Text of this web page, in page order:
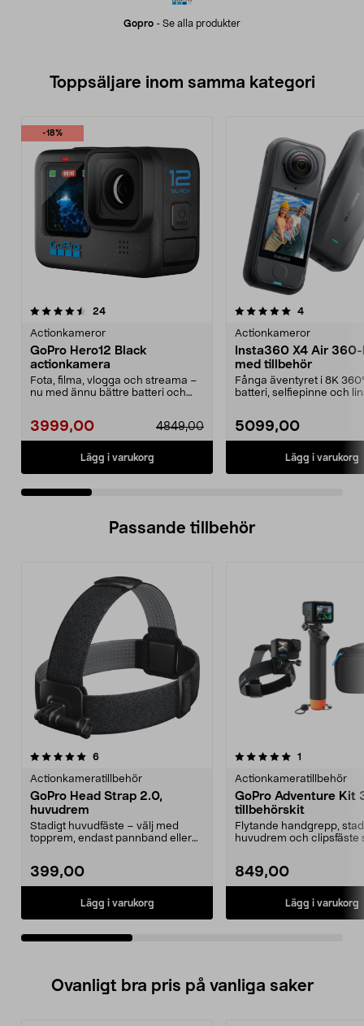
Gopro - Se alla produkter
Toppsäljare inom samma kategori
-18%
24recensioner
Actionkameror
GoPro Hero12 Black
actionkamera
Fota, filma, vlogga och streama –
nu med ännu bättre batteri och
3999,00 4849,00
Lägg i varukorg
5.0 av 5 stjärnor 4recensioner
Actionkameror
Insta360 X4 Air
med tillbehör
Fånga äventyret i 8K
batteri, selfiepinne och
5099,00
Lägg i varukorg
5.0 av 5 stjärnor
Passande tillbehör
6recensioner
Actionkameratillbehör
GoPro Head Strap 2.0,
huvudrem
Stadigt huvudfäste – välj med
topprem, endast pannband eller
399,00
Lägg i varukorg
5.0av 5 stjärnor 1
Actionkameratillbehör
GoPro Adventure Kit
tillbehörskit
Flytande handgrepp,
huvudrem och clipsfäste
849,00
Lägg i varukorg
4.5av 5 stjärnor
Ovanligt bra pris på vanliga saker